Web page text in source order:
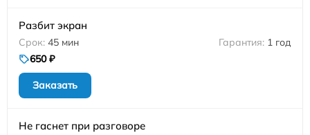
Разбит экран
45 мин
1 год
650 ₽
Заказать
Не гаснет при разговоре